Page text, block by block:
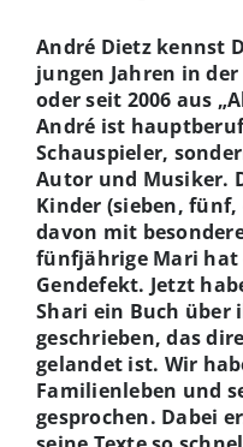
André Dietz kennst
jungen Jahren in der
oder seit 2006 aus
André ist
Schauspieler,
Autor und Musiker.
Kinder (sieben,
davon mit
fünfjährige Mari hat
Gendefekt. Jetzt
Shari ein Buch über
geschrieben, das
gelandet ist. Wir
Familienleben und
gesprochen. Dabei